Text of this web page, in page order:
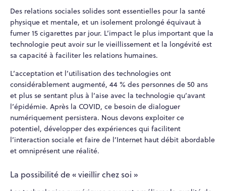
Des relations sociales solides sont essentielles pour la santé
physique et mentale, et un isolement prolongé équivaut à
fumer 15 cigarettes par jour. L’impact le plus important que la
technologie peut avoir sur le vieillissement et la longévité est
sa capacité à faciliter les relations humaines.
L’acceptation et l’utilisation des technologies ont
considérablement augmenté, 44 % des personnes de 50 ans
et plus se sentant plus à l’aise avec la technologie qu’avant
l’épidémie. Après la COVID, ce besoin de dialoguer
numériquement persistera. Nous devons exploiter ce
potentiel, développer des expériences qui facilitent
l’interaction sociale et faire de l’Internet haut débit abordable
et omniprésent une réalité.
La possibilité de « vieillir chez soi »